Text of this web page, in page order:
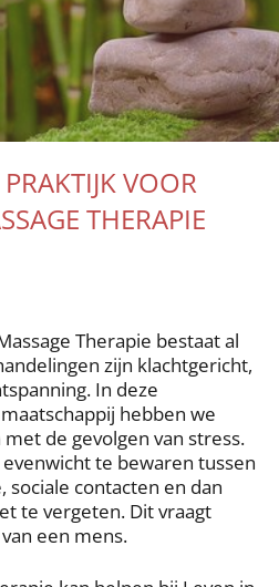
VOOR
THERAPIE
Therapie bestaat al
zijn klachtgericht,
In deze
hebben we
de gevolgen van stress.
te bewaren tussen
sociale contacten en dan
te vergeten. Dit vraagt
een mens.